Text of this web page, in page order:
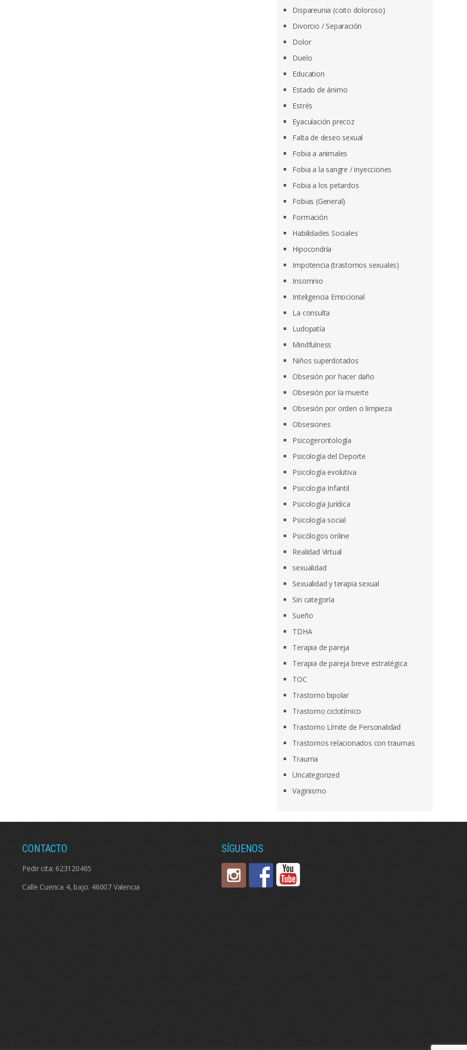
Dispareunia (coito doloroso)
Divorcio / Separación
Dolor
Duelo
Education
Estado de ánimo
Estrés
Eyaculación precoz
Falta de deseo sexual
Fobia a animales
Fobia a la sangre / inyecciones
Fobia a los petardos
Fobias (General)
Formación
Habilidades Sociales
Hipocondría
Impotencia (trastornos sexuales)
Insomnio
Inteligencia Emocional
La consulta
Ludopatía
Mindfulness
Niños superdotados
Obsesión por hacer daño
Obsesión por la muerte
Obsesión por orden o limpieza
Obsesiones
Psicogerontología
Psicología del Deporte
Psicología evolutiva
Psicologia Infantil
Psicología Jurídica
Psicología social
Psicólogos online
Realidad Virtual
sexualidad
Sexualidad y terapia sexual
Sin categoría
Sueño
TDHA
Terapia de pareja
Terapia de pareja breve estratégica
TOC
Trastorno bipolar
Trastorno ciclotímico
Trastorno Límite de Personalidad
Trastornos relacionados con traumas
Trauma
Uncategorized
Vaginismo
CONTACTO
Pedir cita: 623120465
Calle Cuenca 4, bajo. 46007 Valencia
SÍGUENOS